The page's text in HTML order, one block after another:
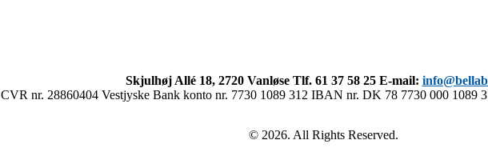
Skjulhøj Allé 18, 2720 Vanløse Tlf. 61 37 58 25 E-mail:
CVR nr. 28860404 Vestjyske Bank konto nr. 7730 1089 312 IBAN nr. DK 78 7730 000 1089
© 2026. All Rights Reserved.